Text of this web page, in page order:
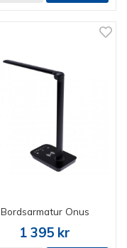
Bordsarmatur Onus
1 395 kr